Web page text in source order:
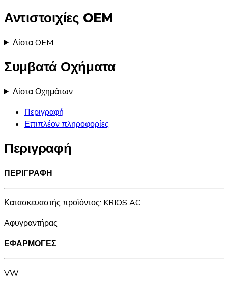
Αντιστοιχίες OEM
Λίστα OEM
Συμβατά Οχήματα
Λίστα Οχημάτων
Περιγραφή
Επιπλέον πληροφορίες
Περιγραφή
ΠΕΡΙΓΡΑΦΗ
Κατασκευαστής προϊόντος: KRIOS AC
Αφυγραντήρας
ΕΦΑΡΜΟΓΕΣ
VW